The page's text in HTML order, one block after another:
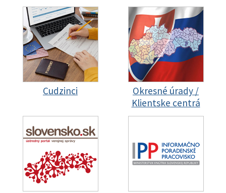
Cudzinci
Okresné úrady /
Klientske centrá